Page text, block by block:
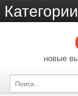
Категории
новые